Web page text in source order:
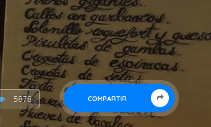
COMPARTIR
5878